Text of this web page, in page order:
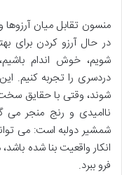
منسون تقابل میان آرزوها
در حال آرزو کردن برای
شویم، خوش اندام
دردسری را تجربه کنیم.
شوند، وقتی با حقایق سخت
ناامیدی و رنج منجر می
شمشیر دولبه است: می
انکار واقعیت بنا شده
فرو ببرد.